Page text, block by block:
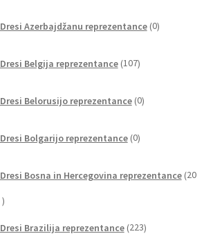
Dresi Azerbajdžanu reprezentance 0izdelkov
Dresi Belgija reprezentance 107izdelkov
Dresi Belorusijo reprezentance 0izdelkov
Dresi Bolgarijo reprezentance 0izdelkov
Dresi Bosna in Hercegovina reprezentance 20
20
Dresi Brazilija reprezentance 223izdelkov